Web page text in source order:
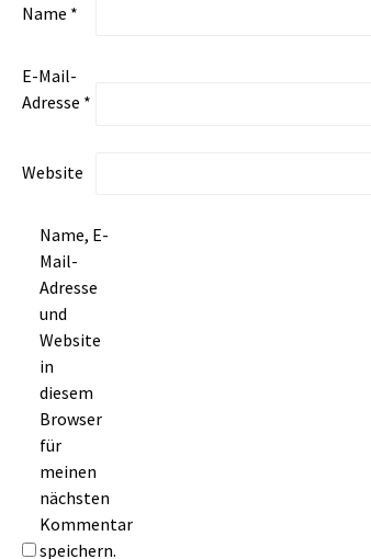
Name *
E-Mail-
Adresse *
Website
Name, E-
Mail-
Adresse
und
Website
in
diesem
Browser
für
meinen
nächsten
Kommentar
speichern.